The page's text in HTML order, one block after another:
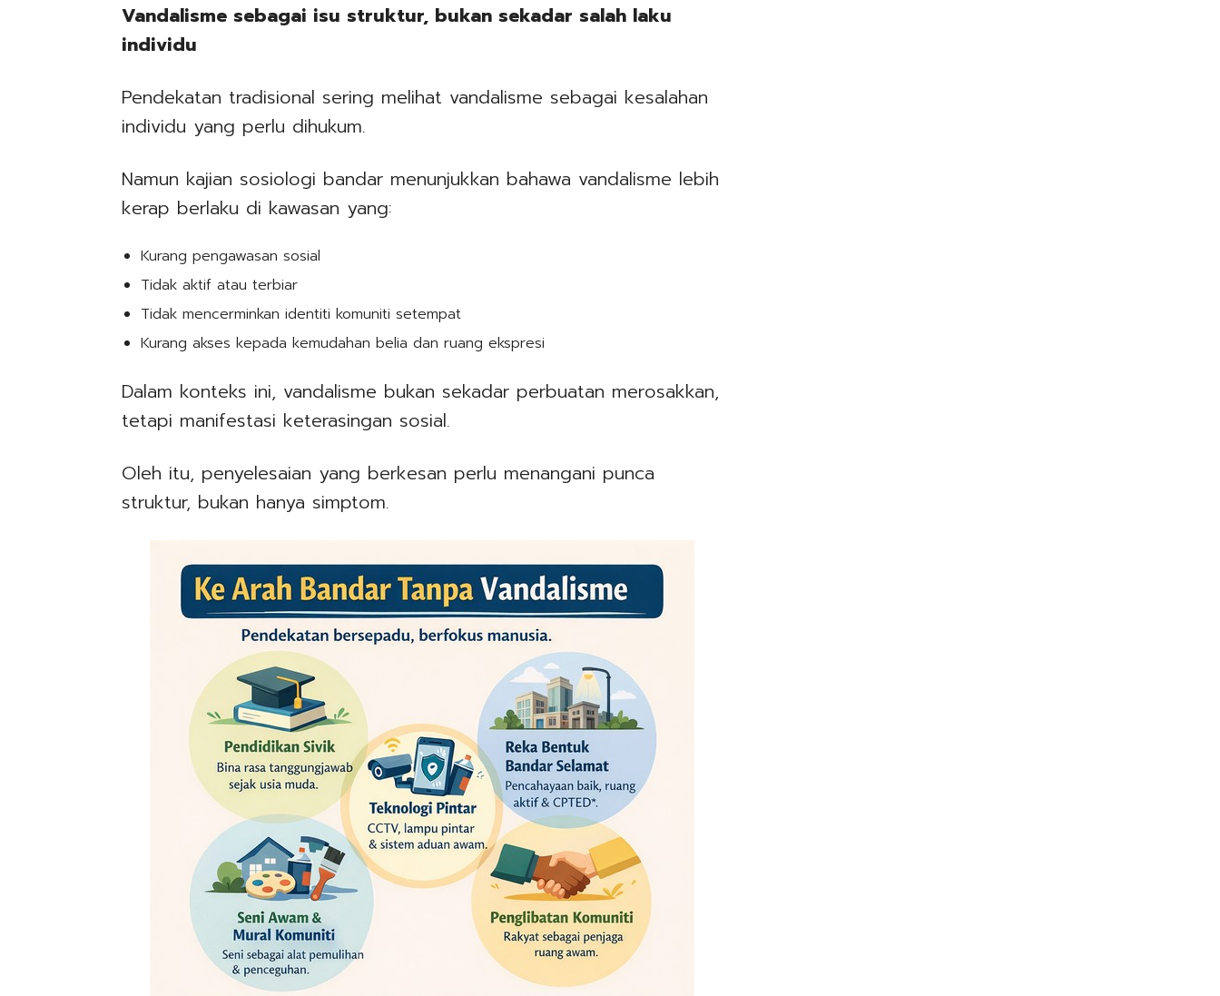
Vandalisme sebagai isu struktur, bukan sekadar salah laku
individu
Pendekatan tradisional sering melihat vandalisme sebagai kesalahan
individu yang perlu dihukum.
Namun kajian sosiologi bandar menunjukkan bahawa vandalisme lebih
kerap berlaku di kawasan yang:
Kurang pengawasan sosial
Tidak aktif atau terbiar
Tidak mencerminkan identiti komuniti setempat
Kurang akses kepada kemudahan belia dan ruang ekspresi
Dalam konteks ini, vandalisme bukan sekadar perbuatan merosakkan,
tetapi manifestasi keterasingan sosial.
Oleh itu, penyelesaian yang berkesan perlu menangani punca
struktur, bukan hanya simptom.